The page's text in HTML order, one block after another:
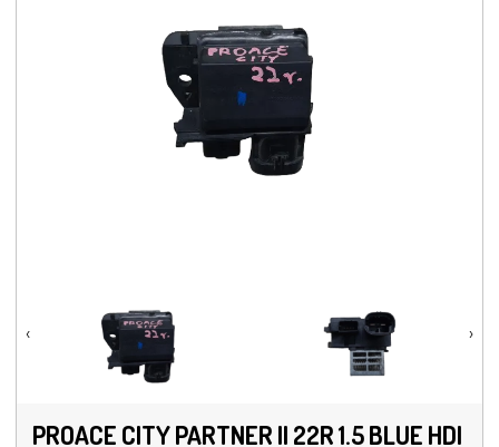
‹ ›
PROACE CITY PARTNER II 22R 1.5 BLUE HDI